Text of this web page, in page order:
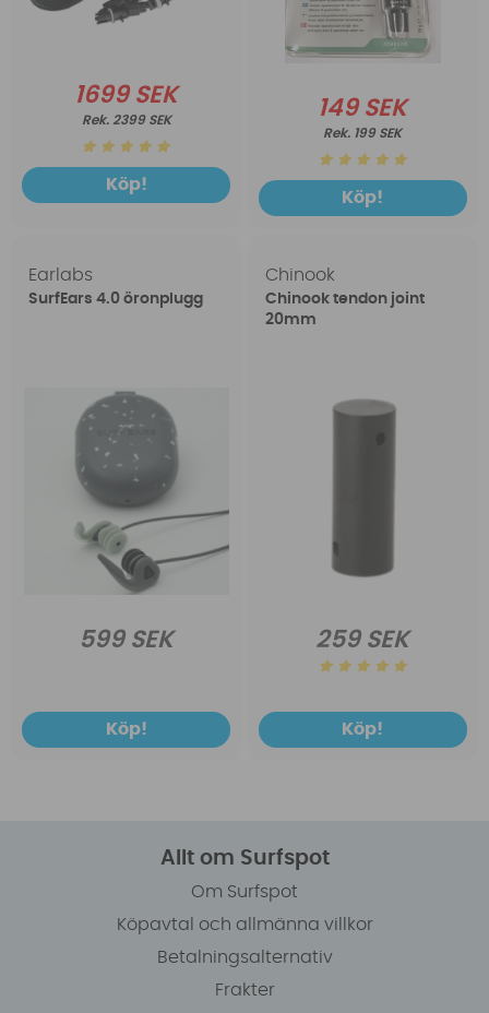
1699 SEK
2399 SEK
Köp!
149 SEK
199 SEK
Köp!
Earlabs
SurfEars 4.0 öronplugg
599 SEK
Köp!
Chinook
Chinook tendon joint
20mm
259 SEK
Köp!
Allt om Surfspot
Om Surfspot
Köpavtal och allmänna villkor
Betalningsalternativ
Frakter